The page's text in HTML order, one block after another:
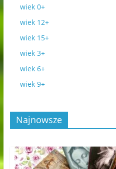
wiek 0+
wiek 12+
wiek 15+
wiek 3+
wiek 6+
wiek 9+
Najnowsze